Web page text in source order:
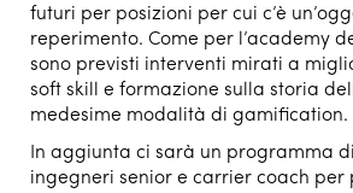
futuri per posizioni per cui c’è
reperimento. Come per l’academy
sono previsti interventi mirati a
soft skill e formazione sulla storia
medesime modalità di gamification.
In aggiunta ci sarà un programma
ingegneri senior e carrier coach per